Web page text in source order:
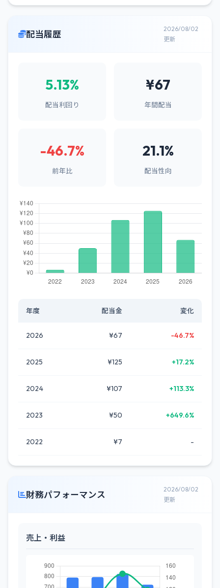
配当履歴
2026/08/02
更新
5.13%
配当利回り
¥67
年間配当
-46.7%
前年比
21.1%
配当性向
年度 配当金 変化
2026 ¥67 -46.7%
2025 ¥125 +17.2%
2024 ¥107 +113.3%
2023 ¥50 +649.6%
2022 ¥7 -
財務パフォーマンス
2026/08/02
更新
売上・利益